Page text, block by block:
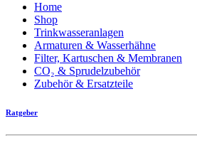
Home
Shop
Trinkwasseranlagen
Armaturen & Wasserhähne
Filter, Kartuschen & Membranen
CO₂ & Sprudelzubehör
Zubehör & Ersatzteile
Ratgeber